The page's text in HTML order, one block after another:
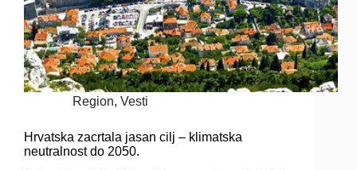
Region, Vesti
Hrvatska zacrtala jasan cilj – klimatska
neutralnost do 2050.